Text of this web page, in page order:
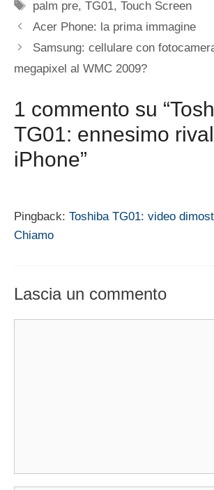
Tag
palm pre,TG01,Touch Screen
Acer Phone: la prima immagine
Samsung: cellulare con
megapixel al WMC 2009?
1 commento su
TG01: ennesimo
iPhone”
Pingback: Toshiba TG01: video
Chiamo
Lascia un commento